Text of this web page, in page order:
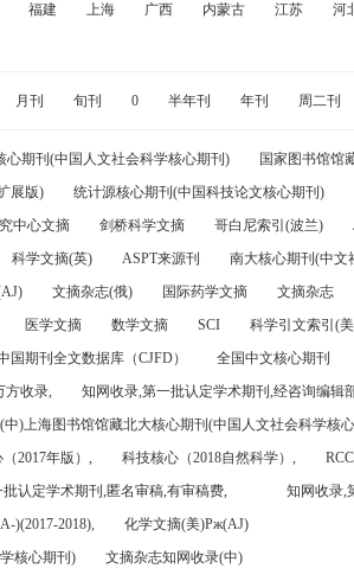
福建 上海 广西 内蒙古 江苏 河
月刊 旬刊 0 半年刊 年刊 周二刊
心期刊(中国人文社会科学核心期刊) 国家图书馆馆
展版) 统计源核心期刊(中国科技论文核心期刊)
中心文摘 剑桥科学文摘 哥白尼索引(波兰)
科学文摘(英) ASPT来源刊 南大核心期刊(中文
文摘杂志(俄) 国际药学文摘
文摘杂志
医学文摘 数学文摘 SCI 科学引文索引(
国期刊全文数据库（CJFD） 全国中文核心期刊
方收录, 知网收录,第一批认定学术期刊,经咨询编辑
)上海图书馆馆藏北大核心期刊(中国人文社会科学核
2017年版）, 科技核心（2018自然科学）,
认定学术期刊,匿名审稿,有审稿费,
知网收录,
)(2017-2018),
化学文摘(美)Pж(AJ)
核心期刊)
文摘杂志知网收录(中)